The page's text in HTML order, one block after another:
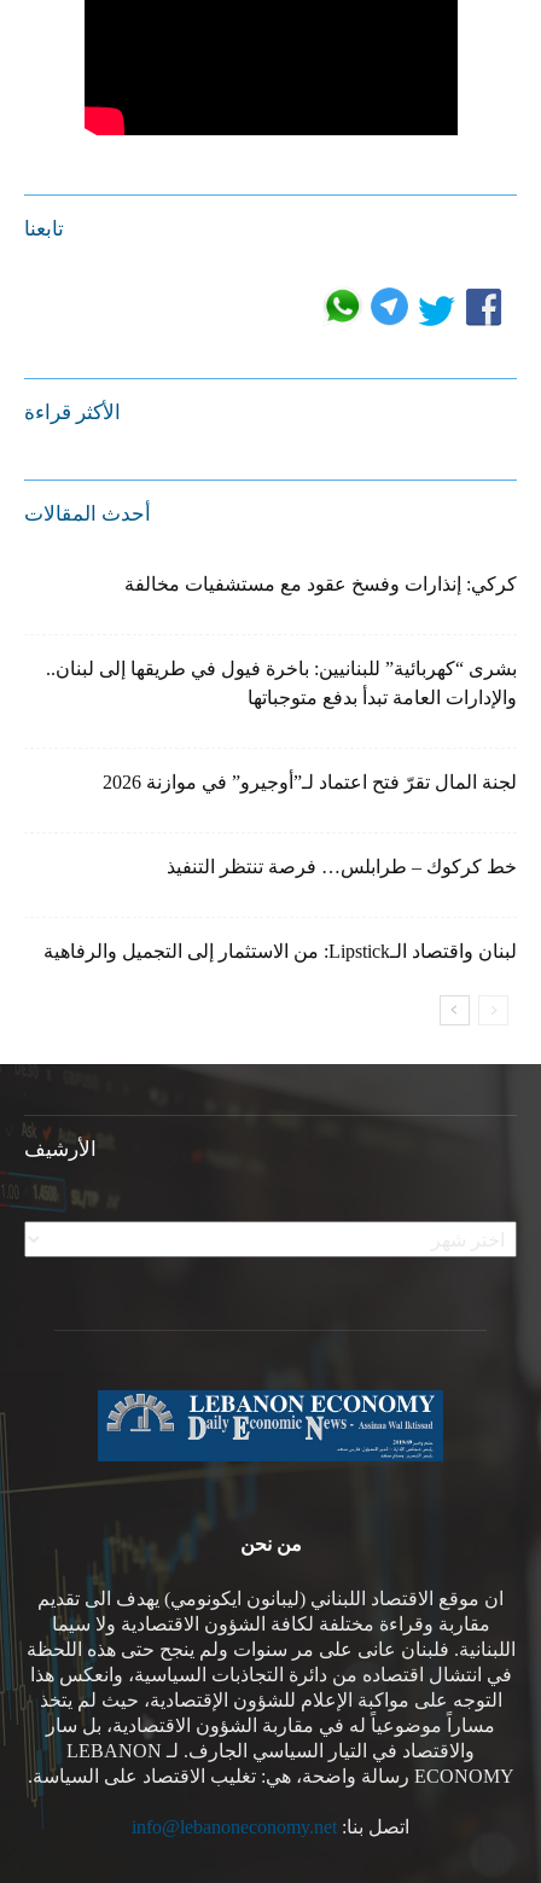
تابعنا
الأكثر قراءة
أحدث المقالات
كركي: إنذارات وفسخ عقود مع مستشفيات مخالفة
بشرى “كهربائية” للبنانيين: باخرة فيول في طريقها إلى لبنان..
والإدارات العامة تبدأ بدفع متوجباتها
لجنة المال تقرّ فتح اعتماد لـ”أوجيرو” في موازنة 2026
خط كركوك – طرابلس… فرصة تنتظر التنفيذ
لبنان واقتصاد الـLipstick: من الاستثمار إلى التجميل والرفاهية
الأرشيف
الأرشيف
من نحن
ان موقع الاقتصاد اللبناني (ليبانون ايكونومي) يهدف الى تقديم
مقاربة وقراءة مختلفة لكافة الشؤون الاقتصادية ولا سيما
اللبنانية. فلبنان عانى على مر سنوات ولم ينجح حتى هذه اللحظة
في انتشال اقتصاده من دائرة التجاذبات السياسية، وانعكس هذا
التوجه على مواكبة الإعلام للشؤون الإقتصادية، حيث لم يتخذ
مساراً موضوعياً له في مقاربة الشؤون الاقتصادية، بل سار
والاقتصاد في التيار السياسي الجارف. لـ LEBANON
ECONOMY رسالة واضحة، هي: تغليب الاقتصاد على السياسة.
اتصل بنا: info@lebanoneconomy.net